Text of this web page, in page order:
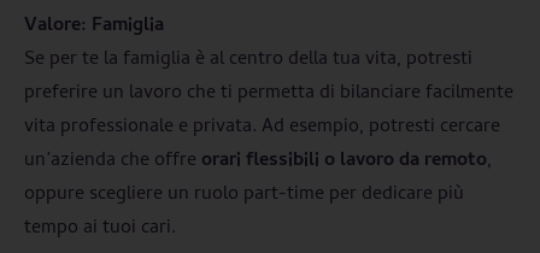
Valore: Famiglia
Se per te la famiglia è al centro della tua vita, potresti
preferire un lavoro che ti permetta di bilanciare facilmente
vita professionale e privata. Ad esempio, potresti cercare
un’azienda che offre orari flessibili o lavoro da remoto,
oppure scegliere un ruolo part-time per dedicare più
tempo ai tuoi cari.